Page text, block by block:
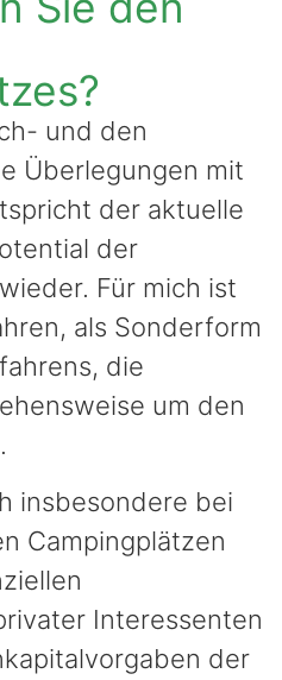
und den
Überlegungen mit
der aktuelle
der
Für mich ist
als Sonderform
die
um den
insbesondere bei
Campingplätzen
Interessenten
der